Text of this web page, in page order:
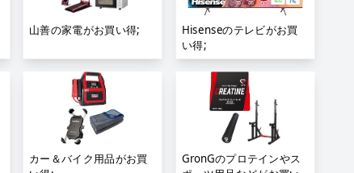
山善の家電がお買い得;
Hisenseのテレビがお買
い得;
カー＆バイク用品がお買
GronGのプロテインやス